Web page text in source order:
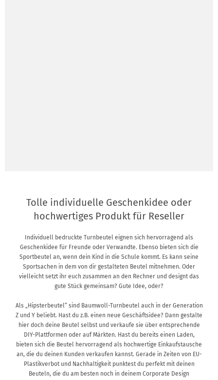
Tolle individuelle Geschenkidee oder
hochwertiges Produkt für Reseller
Individuell bedruckte Turnbeutel eignen sich hervorragend als
Geschenkidee für Freunde oder Verwandte. Ebenso bieten sich die
Sportbeutel an, wenn dein Kind in die Schule kommt. Es kann seine
Sportsachen in dem von dir gestalteten Beutel mitnehmen. Oder
vielleicht setzt ihr euch zusammen an den Rechner und designt das
gute Stück gemeinsam? Gute Idee, oder?
Als „Hipsterbeutel“ sind Baumwoll-Turnbeutel auch in der Generation
Z und Y beliebt. Hast du z.B. einen neue Geschäftsidee? Dann gestalte
hier doch deine Beutel selbst und verkaufe sie über entsprechende
DIY-Plattformen oder auf Märkten. Hast du bereits einen Laden,
bieten sich die Beutel hervorragend als hochwertige Einkaufstausche
an, die du deinen Kunden verkaufen kannst. Gerade in Zeiten von EU-
Plastikverbot und Nachhaltigkeit punktest du perfekt mit deinen
Beuteln, die du am besten noch in deinem Corporate Design